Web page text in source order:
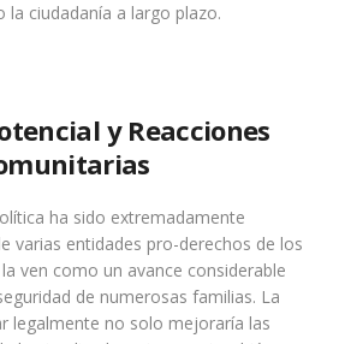
la ciudadanía a largo plazo.
y Reacciones
ha sido extremadamente
varias entidades pro-derechos de los
ven como un avance considerable
de numerosas familias. La
legalmente no solo mejoraría las